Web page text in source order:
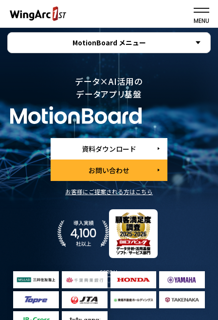
MENU
MotionBoard メニュー
データ×AI活用の
データアプリ基盤
資料ダウンロード
お問い合わせ
お客様にご提案される方はこちら
SCROLL